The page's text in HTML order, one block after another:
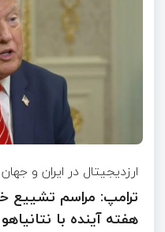
ارزدیجیتال در ایران و جهان
ترامپ: مراسم تشییع
هفته آینده با